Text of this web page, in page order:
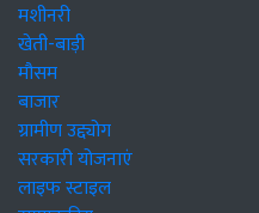
मशीनरी
खेती-बाड़ी
मौसम
बाजार
ग्रामीण उद्द्योग
सरकारी योजनाएं
लाइफ स्टाइल